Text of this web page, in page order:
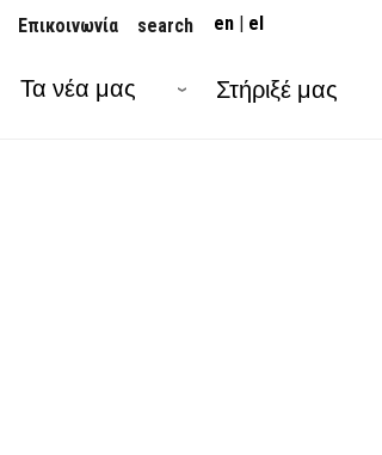
Επικοινωνία search en el
Τα νέα μας Στήριξέ μας